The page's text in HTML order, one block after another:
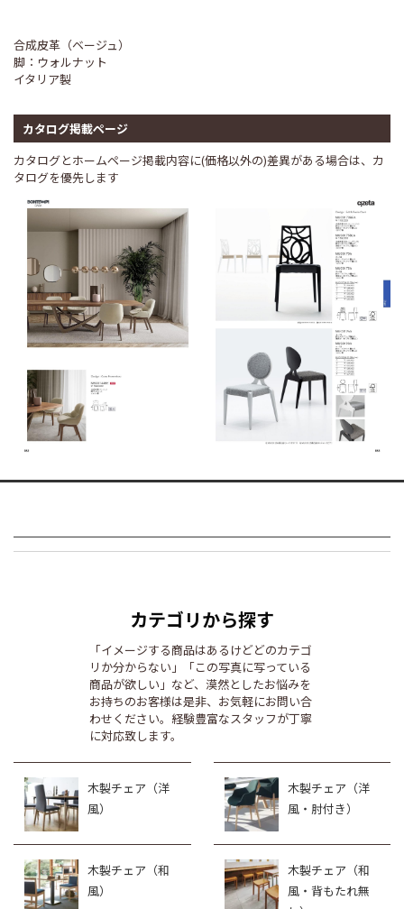
合成皮革（ベージュ）
脚：ウォルナット
イタリア製
カタログ掲載ページ
カタログとホームページ掲載内容に(価格以外の)差異がある場合は、カ
タログを優先します
カテゴリから探す
「イメージする商品はあるけどどのカテゴ
リか分からない」「この写真に写っている
商品が欲しい」など、漠然としたお悩みを
お持ちのお客様は是非、お気軽にお問い合
わせください。経験豊富なスタッフが丁寧
に対応致します。
木製チェア（洋
風）
木製チェア（洋
風・肘付き）
木製チェア（和
風）
木製チェア（和
風・背もたれ無